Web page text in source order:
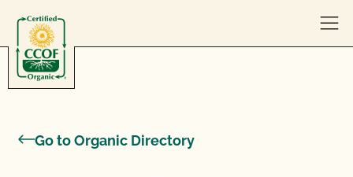
Go to Organic Directory